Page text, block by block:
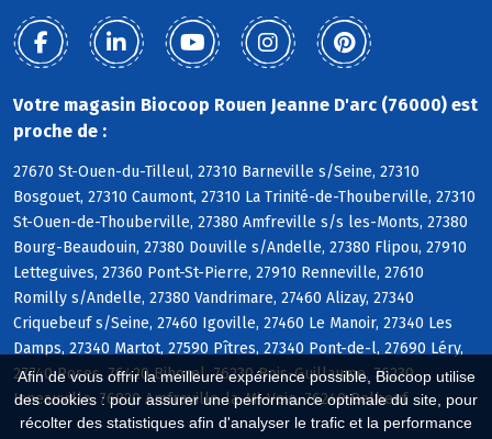
Afin de vous offrir la meilleure expérience possible, Biocoop utilise
des cookies : pour assurer une performance optimale du site, pour
récolter des statistiques afin d'analyser le trafic et la performance
Votre magasin Biocoop Rouen Jeanne D'arc (76000) est
proche de :
27670 St-Ouen-du-Tilleul, 27310 Barneville s/Seine, 27310
Bosgouet, 27310 Caumont, 27310 La Trinité-de-Thouberville, 27310
St-Ouen-de-Thouberville, 27380 Amfreville s/s les-Monts, 27380
Bourg-Beaudouin, 27380 Douville s/Andelle, 27380 Flipou, 27910
Letteguives, 27360 Pont-St-Pierre, 27910 Renneville, 27610
Romilly s/Andelle, 27380 Vandrimare, 27460 Alizay, 27340
Criquebeuf s/Seine, 27460 Igoville, 27460 Le Manoir, 27340 Les
Damps, 27340 Martot, 27590 Pîtres, 27340 Pont-de-l, 27690 Léry,
27740 Poses, 76420 Bihorel, 76230 Bois-Guillaume, 76230
Isneauville, 76920 Amfreville-la-Mi-Voie, 76240 Belbeuf